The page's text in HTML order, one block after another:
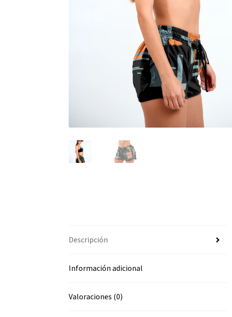
Descripción
Información adicional
Valoraciones (0)